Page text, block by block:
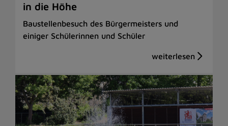
in die Höhe
Baustellenbesuch des Bürgermeisters und
einiger Schülerinnen und Schüler